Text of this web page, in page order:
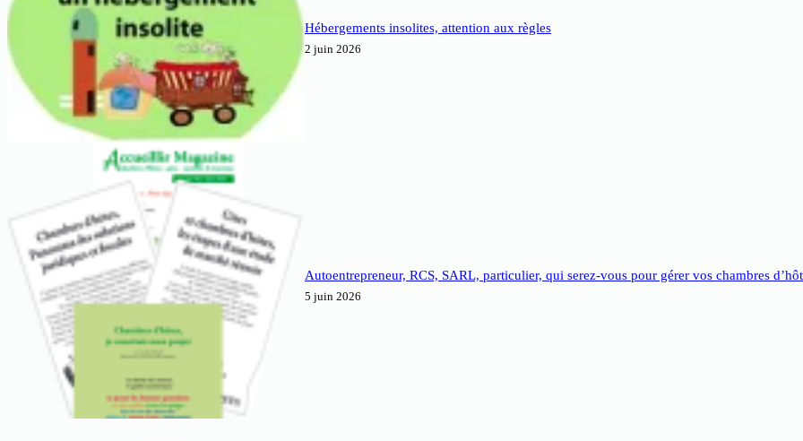
Hébergements insolites, attention aux règles
2 juin 2026
Autoentrepreneur, RCS, SARL, particulier, qui serez-vous pour gérer vos chambres
5 juin 2026